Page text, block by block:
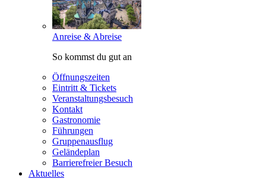
Anreise & Abreise
So kommst du gut an
Öffnungszeiten
Eintritt & Tickets
Veranstaltungsbesuch
Kontakt
Gastronomie
Führungen
Gruppenausflug
Geländeplan
Barrierefreier Besuch
Aktuelles